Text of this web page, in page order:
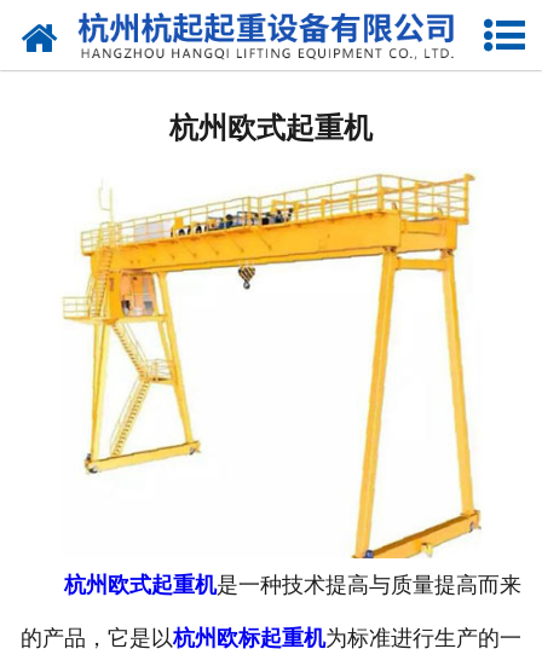
网站首页
杭州电动葫芦
杭州液压升降货梯
杭州起重机配件
杭州提梁机
杭州架桥机
杭州垃圾抓斗起重机
杭州洁净起重机
杭州欧式起重机
杭州欧式起重机是一种技术提高与质量提高而来
的产品，它是以杭州欧标起重机为标准进行生产的一